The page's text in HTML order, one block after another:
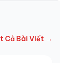
Cả Bài Viết →